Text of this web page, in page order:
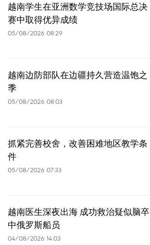
越南学生在亚洲数学竞技场国际总决
赛中取得优异成绩
05/08/2026 08:29
越南边防部队在边疆持久营造温饱之
季
05/08/2026 08:03
抓紧完善校舍，改善困难地区教学条
件
05/08/2026 07:33
越南医生深夜出海 成功救治疑似脑卒
中俄罗斯船员
04/08/2026 14:03